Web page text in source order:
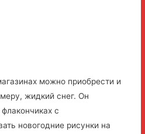
можно приобрести и
жидкий снег. Он
с
новогодние рисунки на